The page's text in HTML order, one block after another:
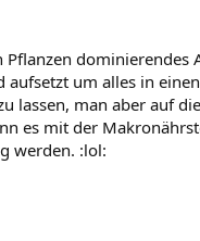
Pflanzen dominierendes
aufsetzt um alles in
lassen, man aber auf
es mit der
werden. :lol: